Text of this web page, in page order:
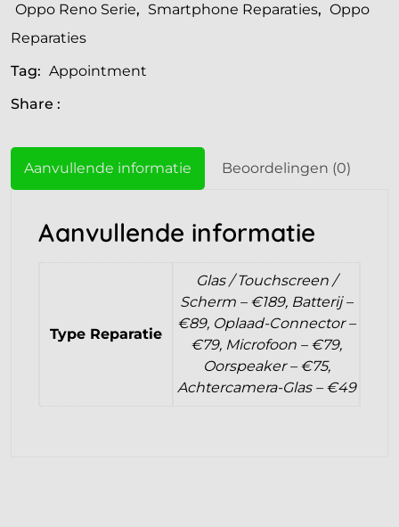
Oppo Reno Serie, Smartphone Reparaties, Oppo
Reparaties
Tag: Appointment
Share :
Aanvullende informatie Beoordelingen (0)
Aanvullende informatie
Type Reparatie
Glas / Touchscreen /
Scherm – €189, Batterij –
€89, Oplaad-Connector –
€79, Microfoon – €79,
Oorspeaker – €75,
Achtercamera-Glas – €49